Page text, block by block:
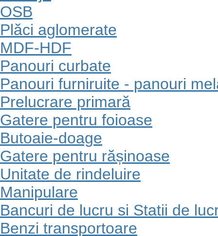
OSB
Plăci aglomerate
MDF-HDF
Panouri curbate
Panouri furniruite - panouri
Prelucrare primară
Gatere pentru foioase
Butoaie-doage
Gatere pentru rășinoase
Unitate de rindeluire
Manipulare
Bancuri de lucru si Statii de
Benzi transportoare